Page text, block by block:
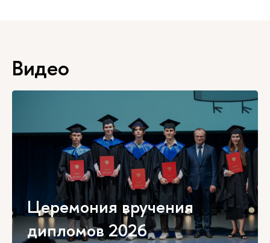
Видео
Церемония вручения
дипломов 2026